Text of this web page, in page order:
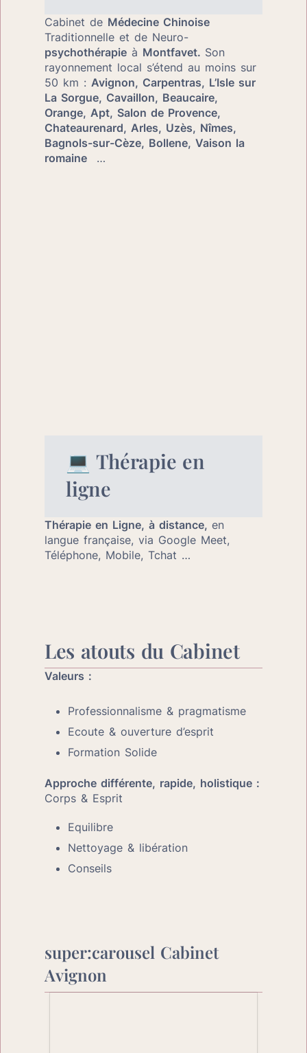
Cabinet de Médecine Chinoise
Traditionnelle et de Neuro-
psychothérapie à Montfavet. Son
rayonnement local s’étend au moins sur
50 km : Avignon, Carpentras, L’Isle sur
La Sorgue, Cavaillon, Beaucaire,
Orange, Apt, Salon de Provence,
Chateaurenard, Arles, Uzès, Nîmes,
Bagnols-sur-Cèze, Bollene, Vaison la
romaine
  …
💻 Thérapie en
ligne
Thérapie en Ligne, à distance, en
langue française, via Google Meet,
Téléphone, Mobile, Tchat …
Les atouts du Cabinet
Valeurs :
Professionnalisme & pragmatisme
Ecoute & ouverture d’esprit
Formation Solide
Corps & Esprit
Equilibre
Nettoyage & libération
Conseils
super:carousel Cabinet
Avignon